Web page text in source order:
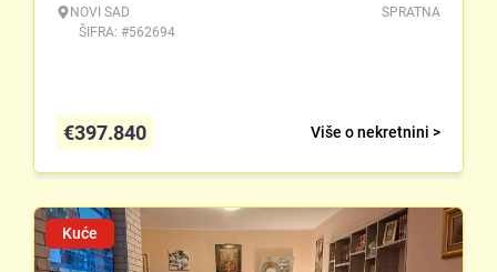
NOVI SAD
ŠIFRA: #562694
SPRATNA
Više o nekretnini >
€397.840
Kuće